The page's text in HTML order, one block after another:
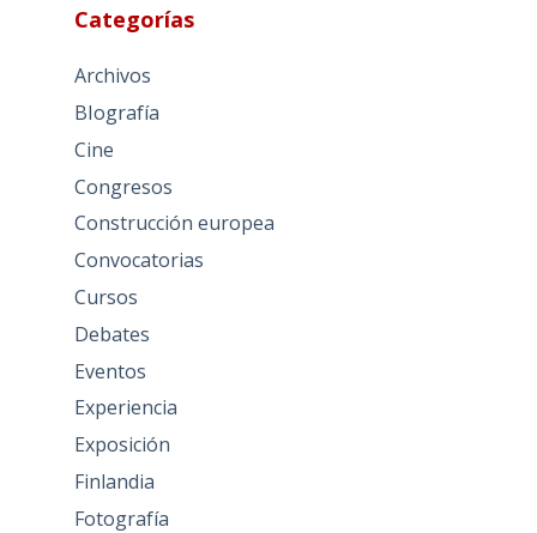
Categorías
Archivos
BIografía
Cine
Congresos
Construcción europea
Convocatorias
Cursos
Debates
Eventos
Experiencia
Exposición
Finlandia
Fotografía